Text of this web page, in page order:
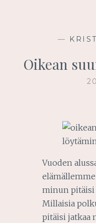
—
Oikean
Vuoden
minun pitäisi
Millaisia
pitäisi jatkaa